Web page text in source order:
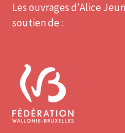
Les ouvrages d'Alice
soutien de :